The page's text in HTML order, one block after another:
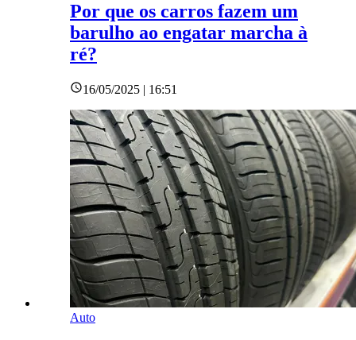
Por que os carros fazem um
barulho ao engatar marcha à
ré?
16/05/2025 | 16:51
Auto